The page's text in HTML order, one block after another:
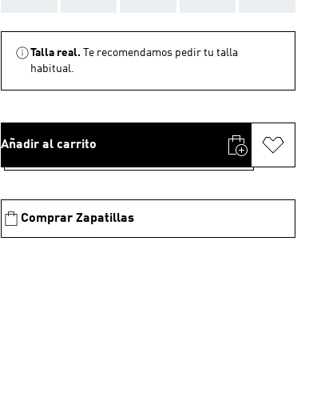
Talla real.
Te recomendamos pedir tu talla
habitual.
Añadir al carrito
Comprar Zapatillas